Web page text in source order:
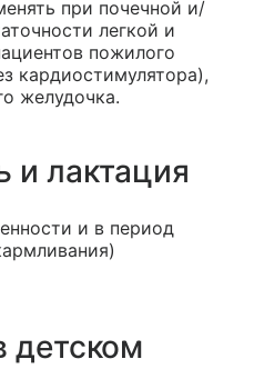
при почечной и/
легкой и
пожилого
кардиостимулятора),
желудочка.
и лактация
и в период
детском